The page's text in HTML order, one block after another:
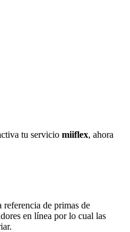
tu servicio miiflex, ahora
de primas de
en línea por lo cual las